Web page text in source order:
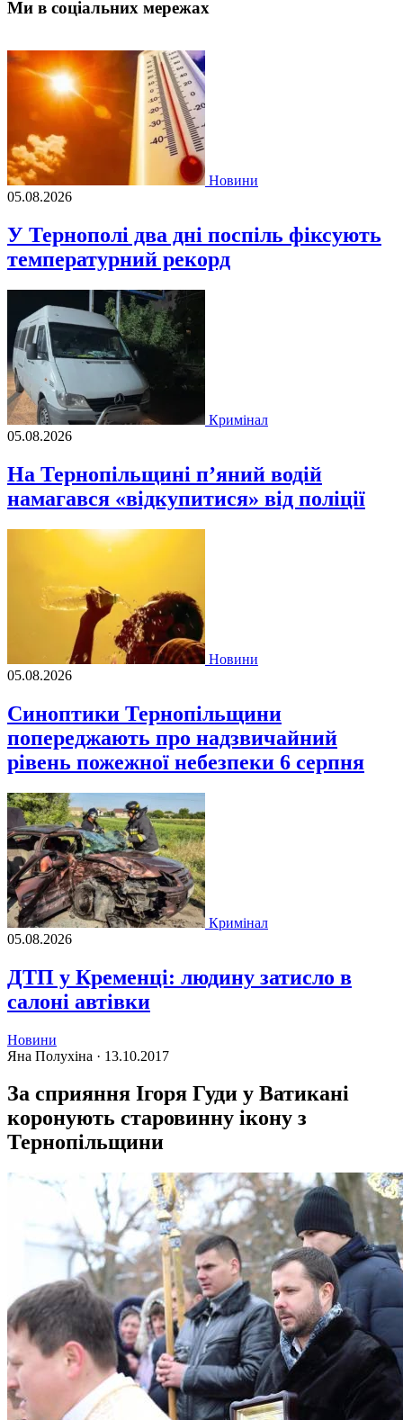
Ми в соціальних мережах
Новини
05.08.2026
У Тернополі два дні поспіль фіксують
температурний рекорд
Кримінал
05.08.2026
На Тернопільщині п’яний водій
намагався «відкупитися» від поліції
Новини
05.08.2026
Синоптики Тернопільщини
попереджають про надзвичайний
рівень пожежної небезпеки 6 серпня
Кримінал
05.08.2026
ДТП у Кременці: людину затисло в
салоні автівки
Новини
Яна Полухіна · 13.10.2017
За сприяння Ігоря Гуди у Ватикані
коронують старовинну ікону з
Тернопільщини